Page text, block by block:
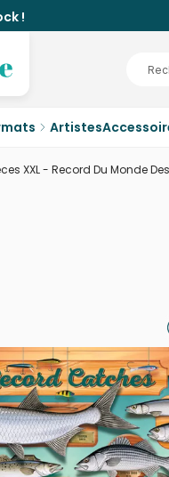
!
Artistes
XXL - Record Du Monde